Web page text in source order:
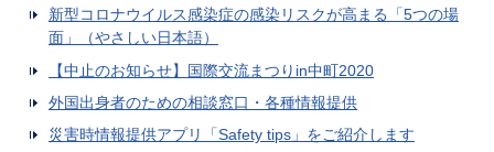
新型コロナウイルス感染症の感染リスクが高まる「5つの場
面」（やさしい日本語）
【中止のお知らせ】国際交流まつりin中町2020
外国出身者のための相談窓口・各種情報提供
災害時情報提供アプリ「Safety tips」をご紹介します